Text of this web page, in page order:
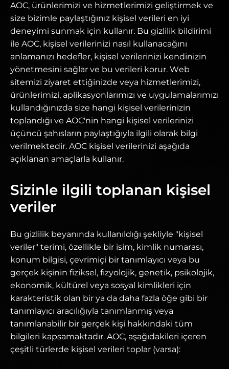
AOC, ürünlerimizi ve hizmetlerimizi geliştirmek ve
size bizimle paylaştığınız kişisel verileri en iyi
deneyimi sunmak için kullanır. Bu gizlilik bildirimi
ile AOC, kişisel verilerinizi nasıl kullanacağını
anlamanızı hedefler, kişisel verilerinizi kendinizin
yönetmesini sağlar ve bu verileri korur. Web
sitemizi ziyaret ettiğinizde veya hizmetlerimizi,
ürünlerimizi, aplikasyonlarımızı ve uygulamalarımızı
kullandığınızda size hangi kişisel verilerinizin
toplandığı ve AOC'nin hangi kişisel verilerinizi
üçüncü şahısların paylaştığıyla ilgili olarak bilgi
verilmektedir. AOC kişisel verilerinizi aşağıda
açıklanan amaçlarla kullanır.
Sizinle ilgili toplanan kişisel
veriler
Bu gizlilik beyanında kullanıldığı şekliyle "kişisel
veriler" terimi, özellikle bir isim, kimlik numarası,
konum bilgisi, çevrimiçi bir tanımlayıcı veya bu
gerçek kişinin fiziksel, fizyolojik, genetik, psikolojik,
ekonomik, kültürel veya sosyal kimlikleri için
karakteristik olan bir ya da daha fazla öğe gibi bir
tanımlayıcı aracılığıyla tanımlanmış veya
tanımlanabilir bir gerçek kişi hakkındaki tüm
bilgileri kapsamaktadır. AOC, aşağıdakileri içeren
çeşitli türlerde kişisel verileri toplar (varsa):